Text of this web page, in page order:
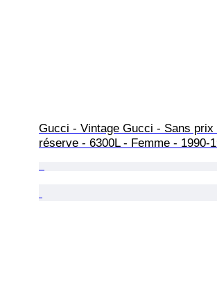
Gucci - Vintage Gucci - Sans prix
réserve - 6300L - Femme - 1990-